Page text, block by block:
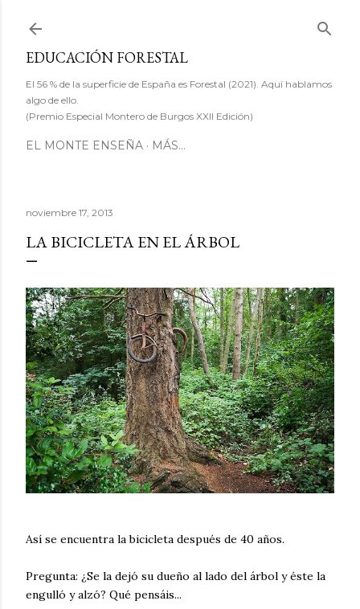
EDUCACIÓN FORESTAL
El 56 % de la superficie de España es Forestal (2021). Aquí hablamos
algo de ello.
(Premio Especial Montero de Burgos XXII Edición)
EL MONTE ENSEÑA MÁS…
noviembre 17, 2013
LA BICICLETA EN EL ÁRBOL
Así se encuentra la bicicleta después de 40 años.
Pregunta: ¿Se la dejó su dueño al lado del árbol y éste la
engulló y alzó? Qué pensáis...